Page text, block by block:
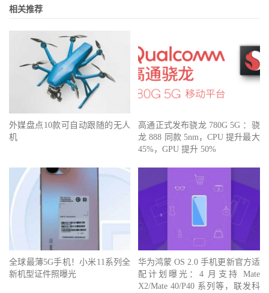
相关推荐
外媒盘点10款可自动跟随的无人
机
高通正式发布骁龙 780G 5G ：骁
龙 888 同款 5nm，CPU 提升最大
45%，GPU 提升 50%
全球最薄5G手机！小米11系列全
新机型证件照曝光
华为鸿蒙 OS 2.0 手机更新官方适
配计划曝光：4 月支持 Mate
X2/Mate 40/P40 系列等，联发科